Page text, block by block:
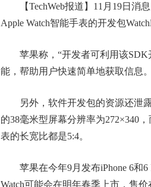
【TechWeb报道】11月19日
Apple Watch智能手表的开发包
苹果称，“开发者可利用该SDK
能，帮助用户快速简单地获取信息
另外，软件开发包的资源还泄
的38毫米型屏幕分辨率为272×340
表的长宽比都是5:4。
苹果在今年9月发布iPhone 6和
Watch可能会在明年春季上市，售价